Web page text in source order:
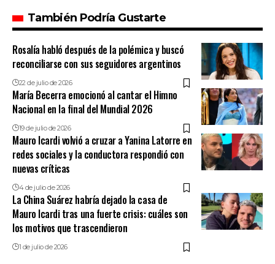
También Podría Gustarte
Rosalía habló después de la polémica y buscó
reconciliarse con sus seguidores argentinos
22 de julio de 2026
María Becerra emocionó al cantar el Himno
Nacional en la final del Mundial 2026
19 de julio de 2026
Mauro Icardi volvió a cruzar a Yanina Latorre en
redes sociales y la conductora respondió con
nuevas críticas
4 de julio de 2026
La China Suárez habría dejado la casa de
Mauro Icardi tras una fuerte crisis: cuáles son
los motivos que trascendieron
1 de julio de 2026